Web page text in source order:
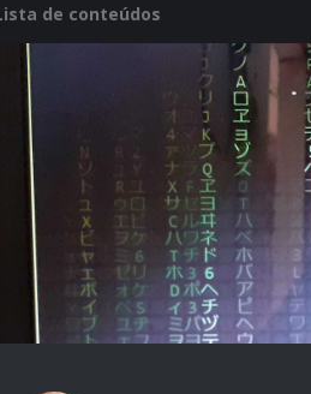
de conteúdos